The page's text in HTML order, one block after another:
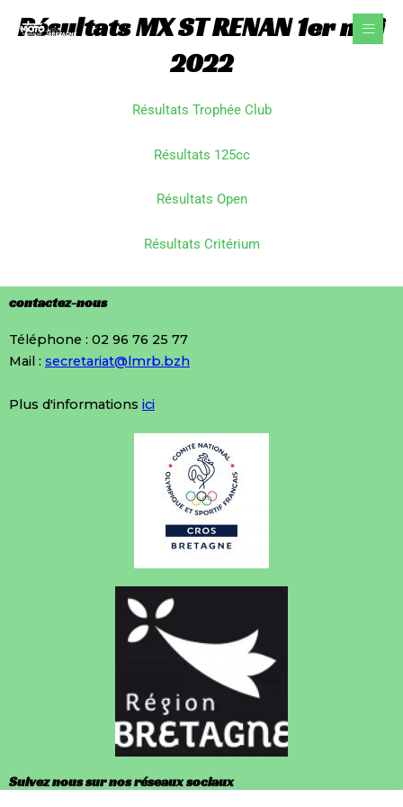
Résultats MX ST RENAN 1er mai
2022
Résultats Trophée Club
Résultats 125cc
Résultats Open
Résultats Critérium
contactez-nous
Téléphone : 02 96 76 25 77
Mail : secretariat@lmrb.bzh
Plus d'informations ici
Suivez nous sur nos réseaux sociaux